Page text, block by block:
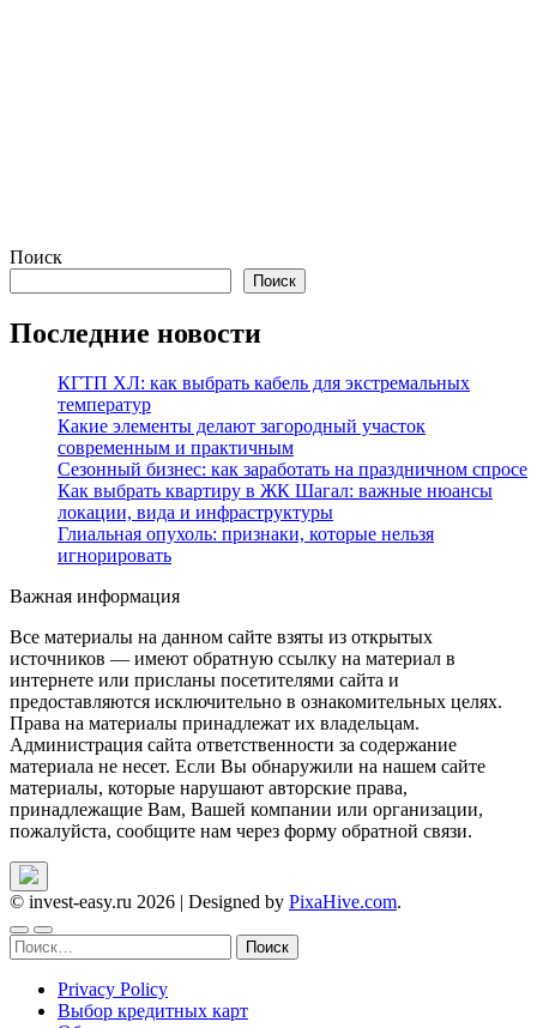
Поиск
Поиск
Последние новости
КГТП ХЛ: как выбрать кабель для экстремальных
температур
Какие элементы делают загородный участок
современным и практичным
Сезонный бизнес: как заработать на праздничном спросе
Как выбрать квартиру в ЖК Шагал: важные нюансы
локации, вида и инфраструктуры
Глиальная опухоль: признаки, которые нельзя
игнорировать
Важная информация
Все материалы на данном сайте взяты из открытых
источников — имеют обратную ссылку на материал в
интернете или присланы посетителями сайта и
предоставляются исключительно в ознакомительных целях.
Права на материалы принадлежат их владельцам.
Администрация сайта ответственности за содержание
материала не несет. Если Вы обнаружили на нашем сайте
материалы, которые нарушают авторские права,
принадлежащие Вам, Вашей компании или организации,
пожалуйста, сообщите нам через форму обратной связи.
© invest-easy.ru 2026 | Designed by PixaHive.com.
Найти:
Privacy Policy
Выбор кредитных карт